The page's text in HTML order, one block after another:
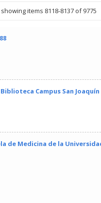
items 8118-8137 of 9775
Campus San Joaquín
de Medicina de la